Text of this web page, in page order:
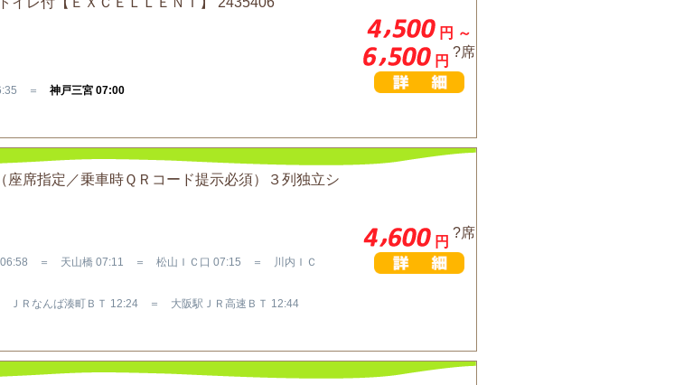
＝ 神戸三宮 07:00
円 ～
円
?席
席指定／乗車時ＱＲコード提示必須）３列独立シ
＝ 天山橋 07:11 ＝ 松山ＩＣ口 07:15 ＝ 川内ＩＣ
Ｒなんば湊町ＢＴ 12:24 ＝ 大阪駅ＪＲ高速ＢＴ 12:44
円
?席